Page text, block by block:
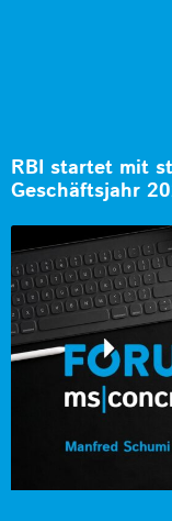
RBI startet mit
Geschäftsjahr